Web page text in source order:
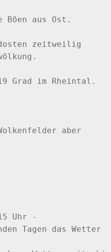
Böen aus Ost.
zeitweilig
Grad im Rheintal.
aber
Uhr -
Tagen das Wetter